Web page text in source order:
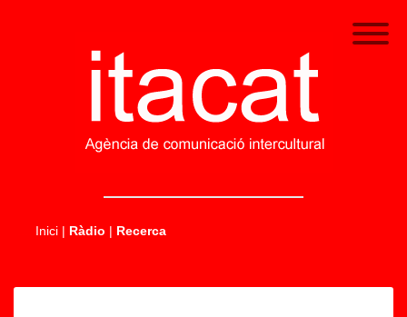
Inici | Ràdio | Recerca